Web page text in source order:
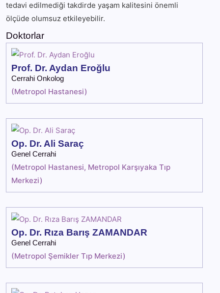
tedavi edilmediği takdirde yaşam kalitesini önemli
ölçüde olumsuz etkileyebilir.
Doktorlar
Prof. Dr. Aydan Eroğlu
Cerrahi Onkolog
(Metropol Hastanesi)
Op. Dr. Ali Saraç
Genel Cerrahi
(Metropol Hastanesi, Metropol Karşıyaka Tıp
Merkezi)
Op. Dr. Rıza Barış ZAMANDAR
Genel Cerrahi
(Metropol Şemikler Tıp Merkezi)